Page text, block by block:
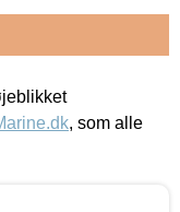
, som alle